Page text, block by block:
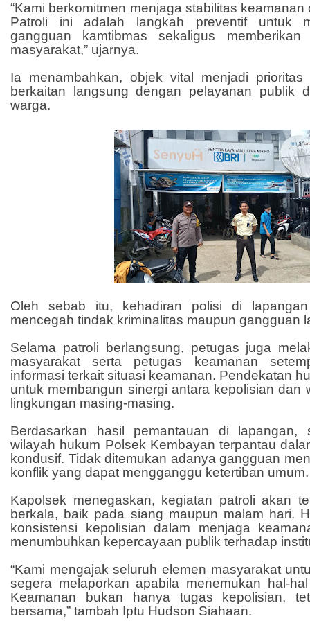
“Kami berkomitmen menjaga stabilitas
Patroli ini adalah langkah preventif untuk
gangguan kamtibmas sekaligus
masyarakat,” ujarnya.
Ia menambahkan, objek vital menjadi prioritas
berkaitan langsung dengan pelayanan publik
warga.
Oleh sebab itu, kehadiran polisi di
mencegah tindak kriminalitas maupun gangguan
Selama patroli berlangsung, petugas juga
masyarakat serta petugas keamanan
informasi terkait situasi keamanan. Pendekatan
untuk membangun sinergi antara kepolisian dan
lingkungan masing-masing.
Berdasarkan hasil pemantauan di lapangan,
wilayah hukum Polsek Kembayan terpantau
kondusif. Tidak ditemukan adanya gangguan
konflik yang dapat mengganggu ketertiban umum.
Kapolsek menegaskan, kegiatan patroli akan
berkala, baik pada siang maupun malam hari.
konsistensi kepolisian dalam menjaga
menumbuhkan kepercayaan publik terhadap
“Kami mengajak seluruh elemen masyarakat
segera melaporkan apabila menemukan hal-
Keamanan bukan hanya tugas kepolisian,
bersama,” tambah Iptu Hudson Siahaan.